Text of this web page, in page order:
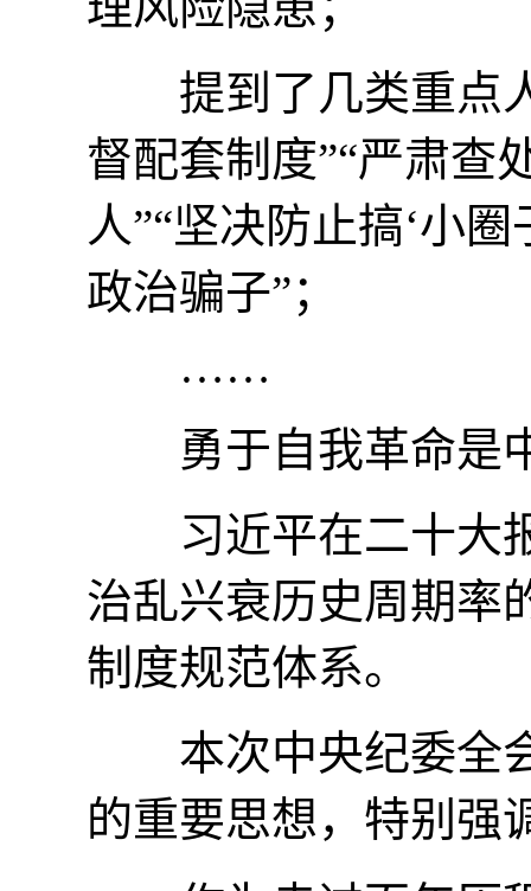
提到了几类重点人
督配套制度”“严肃查
人”“坚决防止搞‘小
政治骗子”；
……
勇于自我革命是中
习近平在二十大报
治乱兴衰历史周期率
制度规范体系。
本次中央纪委全会
的重要思想，特别强